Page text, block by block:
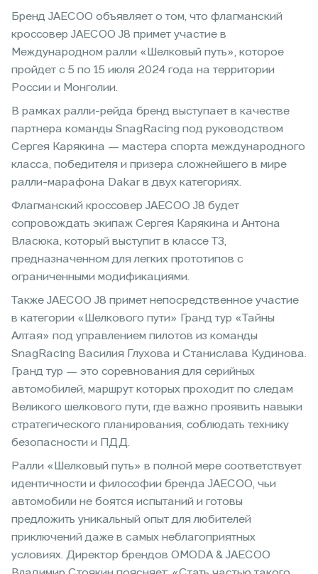
Бренд JAECOO объявляет о том, что флагманский
кроссовер JAECOO J8 примет участие в
Международном ралли «Шелковый путь», которое
пройдет с 5 по 15 июля 2024 года на территории
России и Монголии.
В рамках ралли-рейда бренд выступает в качестве
партнера команды SnagRacing под руководством
Сергея Карякина — мастера спорта международного
класса, победителя и призера сложнейшего в мире
ралли-марафона Dakar в двух категориях.
Флагманский кроссовер JAECOO J8 будет
сопровождать экипаж Сергея Карякина и Антона
Власюка, который выступит в классе Т3,
предназначенном для легких прототипов с
ограниченными модификациями.
Также JAECOO J8 примет непосредственное участие
в категории «Шелкового пути» Гранд тур «Тайны
Алтая» под управлением пилотов из команды
SnagRacing Василия Глухова и Станислава Кудинова.
Гранд тур — это соревнования для серийных
автомобилей, маршрут которых проходит по следам
Великого шелкового пути, где важно проявить навыки
стратегического планирования, соблюдать технику
безопасности и ПДД.
Ралли «Шелковый путь» в полной мере соответствует
идентичности и философии бренда JAECOO, чьи
автомобили не боятся испытаний и готовы
предложить уникальный опыт для любителей
приключений даже в самых неблагоприятных
условиях. Директор брендов OMODA & JAECOO